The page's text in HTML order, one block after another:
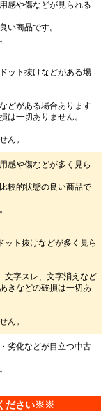
感や傷などが見られる
い商品です。
ット抜けなどがある場
どがある場合あります
は一切ありません。
ん。
感や傷などが多く見ら
較的状態の良い商品で
ット抜けなどが多く見ら
文字スレ、文字消えなど
きなどの破損は一切あ
ん。
劣化などが目立つ中古
ださい※※